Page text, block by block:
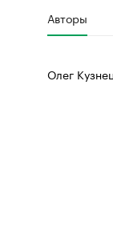
Авторы
Олег